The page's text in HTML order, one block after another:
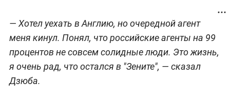
— Хотел уехать в Англию, но очередной агент
меня кинул. Понял, что российские агенты на 99
процентов не совсем солидные люди. Это жизнь,
я очень рад, что остался в "Зените", — сказал
Дзюба.